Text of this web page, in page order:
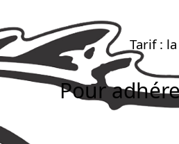
Tarif :
Pour